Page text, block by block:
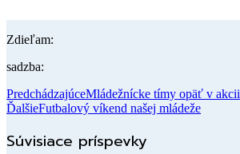
Zdieľam:
sadzba:
PredchádzajúceMládežnícke tímy opäť v akcii
ĎalšieFutbalový víkend našej mládeže
Súvisiace príspevky